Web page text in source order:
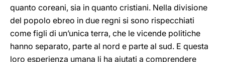
quanto coreani, sia in quanto cristiani. Nella divisione
del popolo ebreo in due regni si sono rispecchiati
come figli di un’unica terra, che le vicende politiche
hanno separato, parte al nord e parte al sud. E questa
loro esperienza umana li ha aiutati a comprendere